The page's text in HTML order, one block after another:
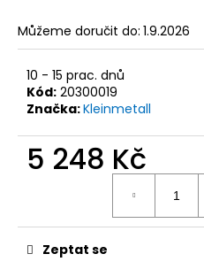
Můžeme doručit do: 1.9.2026
10 - 15 prac. dnů
Kód: 20300019
Značka:Kleinmetall
5 248 Kč
Zeptat se
e
m
e
KLEINMETALL
OCHRANNÁ
DEKA
DO
155
140